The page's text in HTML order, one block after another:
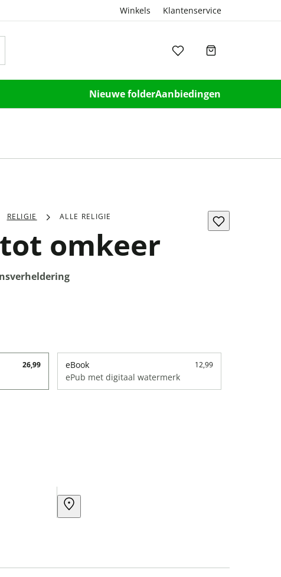
Winkels Klantenservice
Nieuwe folderAanbiedingen
RELIGIE ALLE RELIGIE
omkeer
26,99 eBook 12,99
ePub met digitaal watermerk